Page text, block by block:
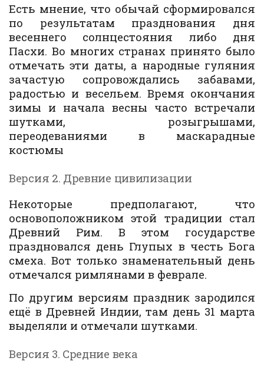
Есть мнение, что обычай сформировался
по результатам празднования дня
весеннего солнцестояния либо дня
Пасхи. Во многих странах принято было
отмечать эти даты, а народные гуляния
зачастую сопровождались забавами,
радостью и весельем. Время окончания
зимы и начала весны часто встречали
шутками, розыгрышами,
переодеваниями в маскарадные
костюмы
Версия 2. Древние цивилизации
Некоторые предполагают, что
основоположником этой традиции стал
Древний Рим. В этом государстве
праздновался день Глупых в честь Бога
смеха. Вот только знаменательный день
отмечался римлянами в феврале.
По другим версиям праздник зародился
ещё в Древней Индии, там день 31 марта
выделяли и отмечали шутками.
Версия 3. Средние века